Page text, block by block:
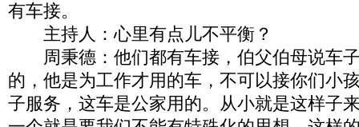
有车接。
主持人：心里有点儿不平衡？
周秉德：他们都有车接，伯父伯母说车
的，他是为工作才用的车，不可以接你们小
子服务，这车是公家用的。从小就是这样子